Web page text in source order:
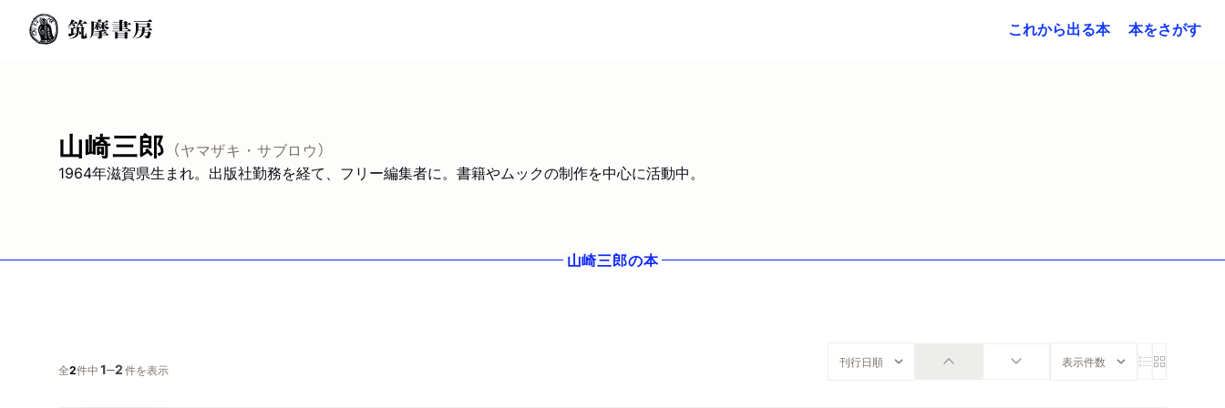
これから出る本 本をさがす
山崎三郎 （ヤマザキ・サブロウ）
1964年滋賀県生まれ。出版社勤務を経て、フリー編集者に。書籍やムックの制作を中心に活動中。
山崎三郎の本
全2件中1─2件を表示